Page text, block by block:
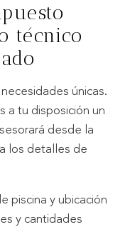
técnico
únicas.
a tu disposición un
desde la
los detalles de
piscina y ubicación
y cantidades